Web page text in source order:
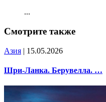
...
Смотрите также
Азия | 15.05.2026
Шри-Ланка. Берувелла. …